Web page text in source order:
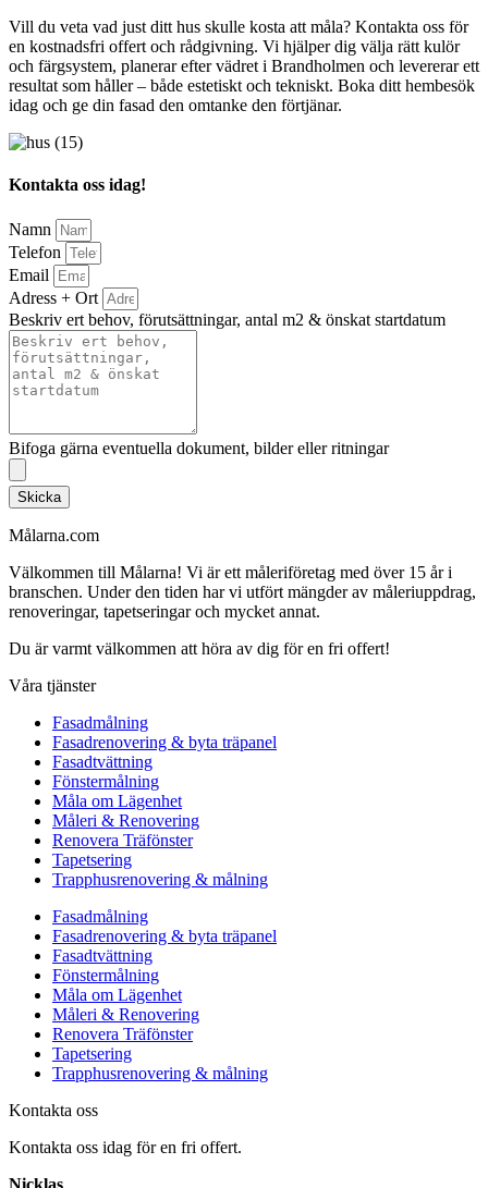
Vill du veta vad just ditt hus skulle kosta att måla? Kontakta oss för
en kostnadsfri offert och rådgivning. Vi hjälper dig välja rätt kulör
och färgsystem, planerar efter vädret i Brandholmen och levererar ett
resultat som håller – både estetiskt och tekniskt. Boka ditt hembesök
idag och ge din fasad den omtanke den förtjänar.
Kontakta oss idag!
Namn
Telefon
Email
Adress + Ort
Beskriv ert behov, förutsättningar, antal m2 & önskat startdatum
Bifoga gärna eventuella dokument, bilder eller ritningar
Skicka
Målarna.com
Välkommen till Målarna! Vi är ett måleriföretag med över 15 år i
branschen. Under den tiden har vi utfört mängder av måleriuppdrag,
renoveringar, tapetseringar och mycket annat.
Du är varmt välkommen att höra av dig för en fri offert!
Våra tjänster
Fasadmålning
Fasadrenovering & byta träpanel
Fasadtvättning
Fönstermålning
Måla om Lägenhet
Måleri & Renovering
Renovera Träfönster
Tapetsering
Trapphusrenovering & målning
Fasadmålning
Fasadrenovering & byta träpanel
Fasadtvättning
Fönstermålning
Måla om Lägenhet
Måleri & Renovering
Renovera Träfönster
Tapetsering
Trapphusrenovering & målning
Kontakta oss
Kontakta oss idag för en fri offert.
Nicklas